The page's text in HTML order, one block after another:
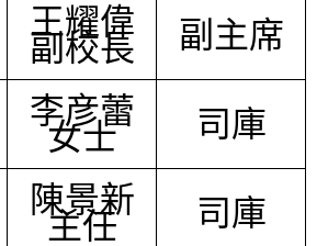
王耀偉
副校長 副主席
李彦蕾
女士 司庫
陳景新
主任 司庫